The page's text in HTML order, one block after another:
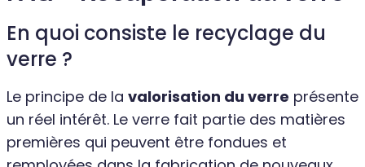
En quoi consiste le recyclage du
verre ?
Le principe de la valorisation du verre présente
un réel intérêt. Le verre fait partie des matières
premières qui peuvent être fondues et